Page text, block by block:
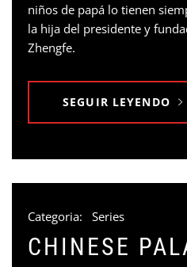
niños de papá lo tienen
la hija del presidente y
Zhengfe.
SEGUIR LEYENDO
Categoria: Series
CHINESE